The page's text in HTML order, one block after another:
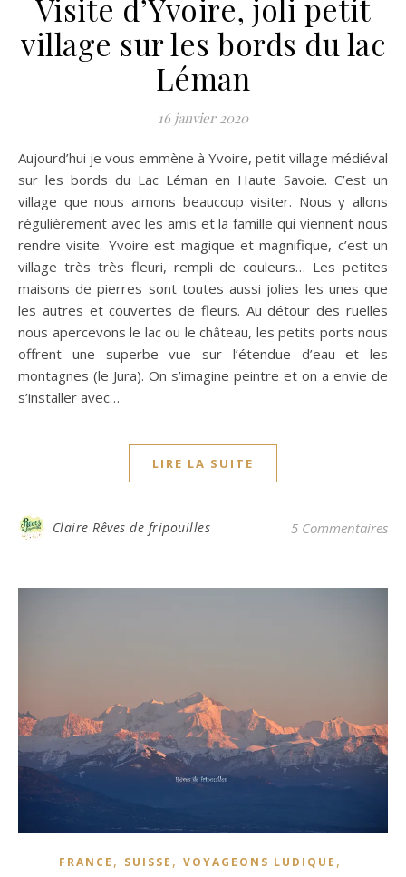
Visite d’Yvoire, joli petit
village sur les bords du lac
Léman
16 janvier 2020
Aujourd’hui je vous emmène à Yvoire, petit village médiéval
sur les bords du Lac Léman en Haute Savoie. C’est un
village que nous aimons beaucoup visiter. Nous y allons
régulièrement avec les amis et la famille qui viennent nous
rendre visite. Yvoire est magique et magnifique, c’est un
village très très fleuri, rempli de couleurs… Les petites
maisons de pierres sont toutes aussi jolies les unes que
les autres et couvertes de fleurs. Au détour des ruelles
nous apercevons le lac ou le château, les petits ports nous
offrent une superbe vue sur l’étendue d’eau et les
montagnes (le Jura). On s’imagine peintre et on a envie de
s’installer avec…
LIRE LA SUITE
Claire Rêves de fripouilles 5 Commentaires
FRANCE , SUISSE , VOYAGEONS LUDIQUE ,